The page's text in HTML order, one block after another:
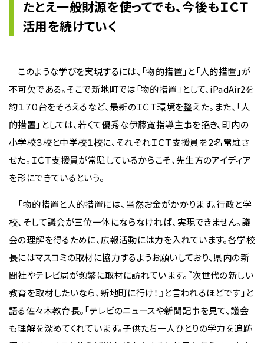
たとえ一般財源を使ってでも、今後もＩＣＴ
活用を続けていく
このような学びを実現するには、「物的措置」と「人的措置」が
不可欠である。そこで新地町では「物的措置」として、iPadAir2を
約１７０台をそろえるなど、最新のＩＣＴ環境を整えた。また、「人
的措置」としては、若くて優秀な伊藤寛指導主事を招き、町内の
小学校３校と中学校１校に、それぞれＩＣＴ支援員を２名常駐さ
せた。ＩＣＴ支援員が常駐しているからこそ、先生方のアイディア
を形にできているという。
「物的措置と人的措置には、当然お金がかかります。行政と学
校、そして議会が三位一体にならなければ、実現できません。議
会の理解を得るために、広報活動には力を入れています。各学校
長にはマスコミの取材に協力するようお願いしており、県内の新
聞社やテレビ局が頻繁に取材に訪れています。『次世代の新しい
教育を取材したいなら、新地町に行け！』と言われるほどです」と
語る佐々木教育長。「テレビのニュースや新聞記事を見て、議会
も理解を深めてくれています。子供たち一人ひとりの学力を追跡